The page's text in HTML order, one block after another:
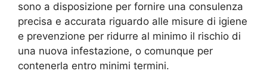
sono a disposizione per fornire una consulenza
precisa e accurata riguardo alle misure di igiene
e prevenzione per ridurre al minimo il rischio di
una nuova infestazione, o comunque per
contenerla entro minimi termini.